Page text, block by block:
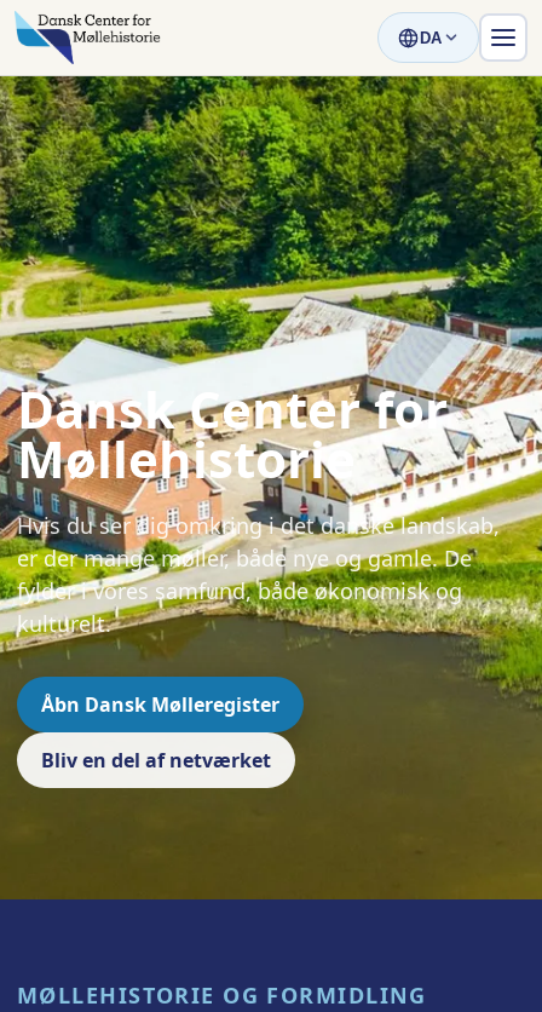
DA
Dansk Center for
Møllehistorie
Hvis du ser dig omkring i det danske landskab,
er der mange møller, både nye og gamle. De
fylder i vores samfund, både økonomisk og
kulturelt.
Åbn Dansk Mølleregister
Bliv en del af netværket
MØLLEHISTORIE OG FORMIDLING